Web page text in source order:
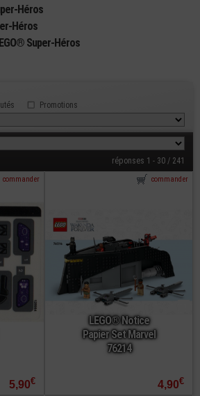
Héros
Héros
Super-Héros
Promotions
réponses 1 - 30 / 241
5,90€
commander
LEGO® Notice
Papier Set Marvel
76214
4,90€
commander